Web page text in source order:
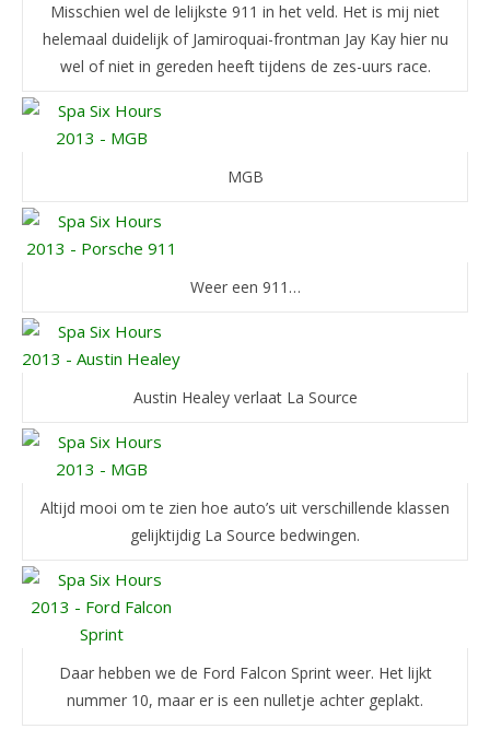
Misschien wel de lelijkste 911 in het veld. Het is mij niet
helemaal duidelijk of Jamiroquai-frontman Jay Kay hier nu
wel of niet in gereden heeft tijdens de zes-uurs race.
MGB
Weer een 911…
Austin Healey verlaat La Source
Altijd mooi om te zien hoe auto’s uit verschillende klassen
gelijktijdig La Source bedwingen.
Daar hebben we de Ford Falcon Sprint weer. Het lijkt
nummer 10, maar er is een nulletje achter geplakt.